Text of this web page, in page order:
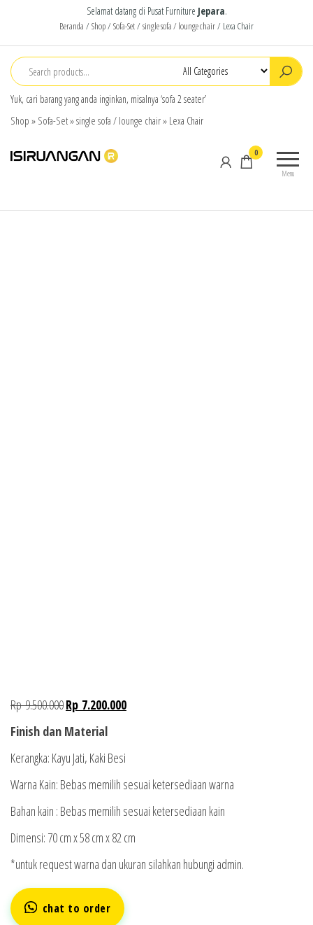
Selamat datang di Pusat Furniture Jepara.
Beranda / Shop/ Sofa-Set/ single sofa / lounge chair/ Lexa Chair
Yuk, cari barang yang anda inginkan, misalnya ‘sofa 2 seater’
Shop » Sofa-Set»single sofa / lounge chair» Lexa Chair
products
Menu
0
Rp9.500.000Rp 7.200.000
Finish dan Material
Kerangka: Kayu Jati, Kaki Besi
Warna Kain: Bebas memilih sesuai ketersediaan warna
Bahan kain : Bebas memilih sesuai ketersediaan kain
Dimensi: 70 cm x 58 cm x 82 cm
*untuk request warna dan ukuran silahkan hubungi admin.
chat to order